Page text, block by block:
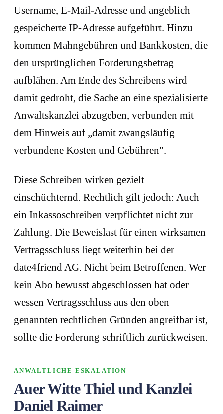
Username, E-Mail-Adresse und angeblich
gespeicherte IP-Adresse aufgeführt. Hinzu
kommen Mahngebühren und Bankkosten, die
den ursprünglichen Forderungsbetrag
aufblähen. Am Ende des Schreibens wird
damit gedroht, die Sache an eine spezialisierte
Anwaltskanzlei abzugeben, verbunden mit
dem Hinweis auf „damit zwangsläufig
verbundene Kosten und Gebühren".
Diese Schreiben wirken gezielt
einschüchternd. Rechtlich gilt jedoch: Auch
ein Inkassoschreiben verpflichtet nicht zur
Zahlung. Die Beweislast für einen wirksamen
Vertragsschluss liegt weiterhin bei der
date4friend AG. Nicht beim Betroffenen. Wer
kein Abo bewusst abgeschlossen hat oder
wessen Vertragsschluss aus den oben
genannten rechtlichen Gründen angreifbar ist,
sollte die Forderung schriftlich zurückweisen.
ANWALTLICHE ESKALATION
Auer Witte Thiel und Kanzlei
Daniel Raimer